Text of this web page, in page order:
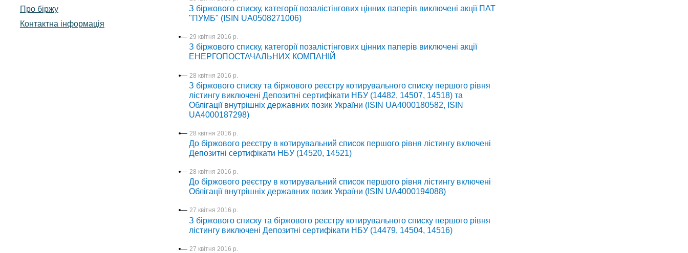
Про біржу
Контактна інформація
З біржового списку, категорії позалістінгових цінних паперів виключені акції ПАТ
"ПУМБ" (ISIN UA0508271006)
29 квітня 2016 р.
З біржового списку, категорії позалістінгових цінних паперів виключені акції
ЕНЕРГОПОСТАЧАЛЬНИХ КОМПАНІЙ
28 квітня 2016 р.
З біржового списку та біржового реєстру котирувального списку першого рівня
лістингу виключені Депозитні сертифікати НБУ (14482, 14507, 14518) та
Облігації внутрішніх державних позик України (ISIN UA4000180582, ISIN
UA4000187298)
28 квітня 2016 р.
До біржового реєстру в котирувальний список першого рівня лістингу включені
Депозитні сертифікати НБУ (14520, 14521)
28 квітня 2016 р.
До біржового реєстру в котирувальний список першого рівня лістингу включені
Облігації внутрішніх державних позик України (ISIN UA4000194088)
27 квітня 2016 р.
З біржового списку та біржового реєстру котирувального списку першого рівня
лістингу виключені Депозитні сертифікати НБУ (14479, 14504, 14516)
27 квітня 2016 р.